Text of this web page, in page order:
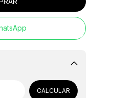
Alterar CEP
CALCULAR